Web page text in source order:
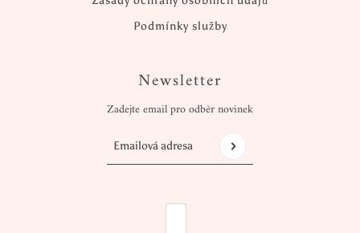
Podmínky služby
Newsletter
Zadejte email pro odběr novinek
Emailová adresa
Tento web je chráněn službou hCaptcha a